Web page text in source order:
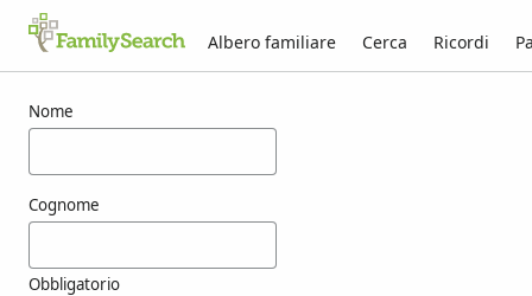
Albero familiare Cerca Ricordi
Nome
Cognome
Obbligatorio